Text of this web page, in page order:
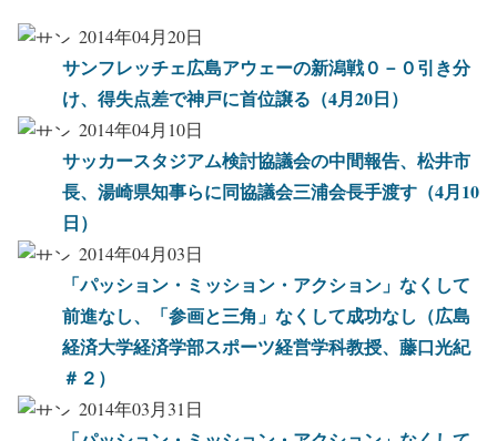
2014年04月20日
サンフレッチェ広島アウェーの新潟戦０－０引き分
け、得失点差で神戸に首位譲る（4月20日）
2014年04月10日
サッカースタジアム検討協議会の中間報告、松井市
長、湯崎県知事らに同協議会三浦会長手渡す（4月10
日）
2014年04月03日
「パッション・ミッション・アクション」なくして
前進なし、「参画と三角」なくして成功なし（広島
経済大学経済学部スポーツ経営学科教授、藤口光紀
＃２）
2014年03月31日